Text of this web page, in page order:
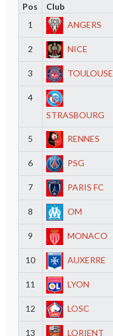
Pos Club
1
ANGERS
2 NICE
3 TOULOUSE
4
STRASBOURG
5 RENNES
6 PSG
7 PARIS FC
8 OM
9 MONACO
10 AUXERRE
11 LYON
12 LOSC
13 LORIENT